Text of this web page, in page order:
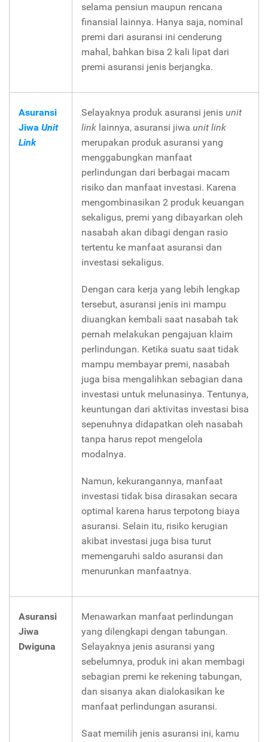
selama pensiun maupun rencana
finansial lainnya. Hanya saja, nominal
premi dari asuransi ini cenderung
mahal, bahkan bisa 2 kali lipat dari
premi asuransi jenis berjangka.
Asuransi
Jiwa Unit
Link
Selayaknya produk asuransi jenis unit
link lainnya, asuransi jiwa unit link
merupakan produk asuransi yang
menggabungkan manfaat
perlindungan dari berbagai macam
risiko dan manfaat investasi. Karena
mengombinasikan 2 produk keuangan
sekaligus, premi yang dibayarkan oleh
nasabah akan dibagi dengan rasio
tertentu ke manfaat asuransi dan
investasi sekaligus.
Dengan cara kerja yang lebih lengkap
tersebut, asuransi jenis ini mampu
diuangkan kembali saat nasabah tak
pernah melakukan pengajuan klaim
perlindungan. Ketika suatu saat tidak
mampu membayar premi, nasabah
juga bisa mengalihkan sebagian dana
investasi untuk melunasinya. Tentunya,
keuntungan dari aktivitas investasi bisa
sepenuhnya didapatkan oleh nasabah
tanpa harus repot mengelola
modalnya.
Namun, kekurangannya, manfaat
investasi tidak bisa dirasakan secara
optimal karena harus terpotong biaya
asuransi. Selain itu, risiko kerugian
akibat investasi juga bisa turut
memengaruhi saldo asuransi dan
menurunkan manfaatnya.
Asuransi
Jiwa
Dwiguna
Menawarkan manfaat perlindungan
yang dilengkapi dengan tabungan.
Selayaknya jenis asuransi yang
sebelumnya, produk ini akan membagi
sebagian premi ke rekening tabungan,
dan sisanya akan dialokasikan ke
manfaat perlindungan asuransi.
Saat memilih jenis asuransi ini, kamu